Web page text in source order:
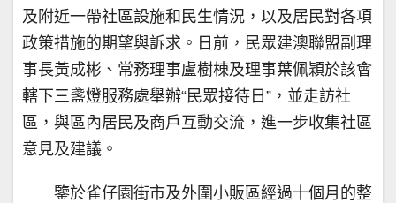
及附近一帶社區設施和民生情況，以及居民對各項
政策措施的期望與訴求。日前，民眾建澳聯盟副理
事長黃成彬、常務理事盧樹棟及理事葉佩穎於該會
轄下三盞燈服務處舉辦“民眾接待日”，並走訪社
區，與區內居民及商戶互動交流，進一步收集社區
意見及建議。
鑒於雀仔園街市及外圍小販區經過十個月的整